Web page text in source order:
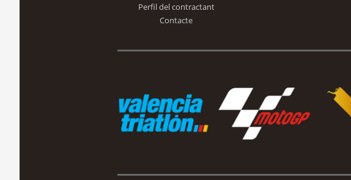
Perfil del contractant
Contacte